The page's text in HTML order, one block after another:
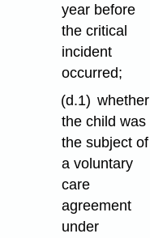
year before
the critical
incident
occurred;
(d.1) whether
the child was
the subject of
a voluntary
care
agreement
under